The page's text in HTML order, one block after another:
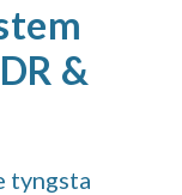
&
tyngsta